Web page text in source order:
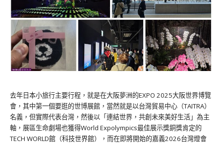
去年日本小旅行主要行程，就是在大阪夢洲的EXPO 2025大阪世界博覽
會，其中第一個要逛的世博展館，當然就是以台灣貿易中心（TAITRA）
名義，但實際代表台灣，然後以「連結世界，共創未來美好生活」為主
軸，展區生命劇場也獲得World Expolympics最佳展示獎銅獎肯定的
TECH WORLD館（科技世界館），而在即將開始的嘉義2026台灣燈會